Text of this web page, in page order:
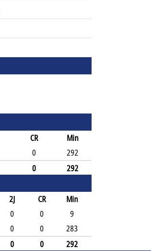
CR
Min
0
292
0 292
2J CR
Min
0 0
9
0 0
283
0 0 292